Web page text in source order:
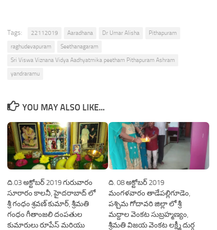
Tags: 22112019 Aaradhana Dr Umar Alisha
Pithapuram
raghudevapuram
Seethanagaram
Sri Viswa Viznana Vidya Aadhyatmika peetham Pithapuram Ashram
yandraramu
YOU MAY ALSO LIKE...
ది.03 అక్టోబర్ 2019 గురువారం
సూరారం కాలనీ, హైదరాబాద్ లో
శ్రీ గంధం శ్రవణ్ కుమార్, శ్రీమతి
గంధం గీతాంజలి దంపతుల
కుమారులు రూపేస్ మరియు
ది. 08 అక్టోబర్ 2019
మంగళవారం తాడేపల్లిగూడెం,
పశ్చిమ గోదావరి జిల్లా లో శ్రీ
మద్దాల వెంకట సుబ్రహ్మణ్యం,
శ్రీమతి విజయ వెంకట లక్ష్మీ దుర్గ